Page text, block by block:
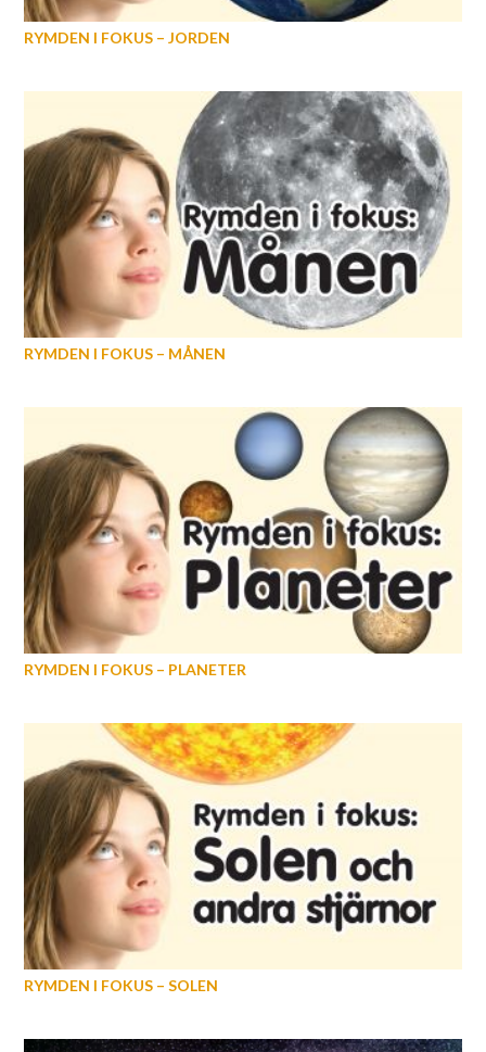
RYMDEN I FOKUS – JORDEN
RYMDEN I FOKUS – MÅNEN
RYMDEN I FOKUS – PLANETER
RYMDEN I FOKUS – SOLEN